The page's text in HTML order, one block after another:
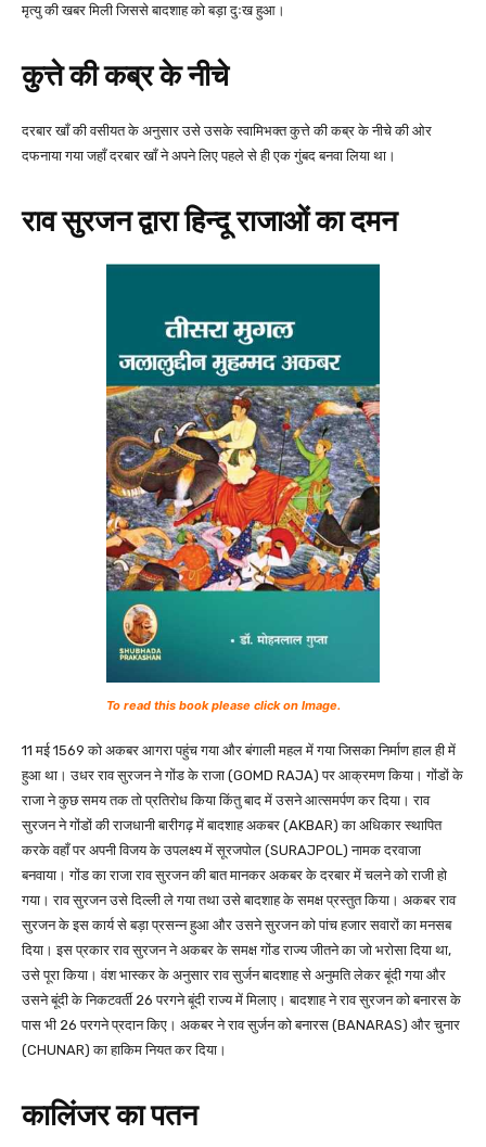
मृत्यु की खबर मिली जिससे बादशाह को बड़ा दुःख हुआ।
कुत्ते की कब्र के नीचे
दरबार खाँ की वसीयत के अनुसार उसे उसके स्वामिभक्त कुत्ते की कब्र के नीचे की ओर
दफनाया गया जहाँ दरबार खाँ ने अपने लिए पहले से ही एक गुंबद बनवा लिया था।
राव सुरजन द्वारा हिन्दू राजाओं का दमन
To read this book please click on Image.
11 मई 1569 को अकबर आगरा पहुंच गया और बंगाली महल में गया जिसका निर्माण हाल ही में
हुआ था। उधर राव सुरजन ने गोंड के राजा (GOMD RAJA) पर आक्रमण किया। गोंडों के
राजा ने कुछ समय तक तो प्रतिरोध किया किंतु बाद में उसने आत्समर्पण कर दिया। राव
सुरजन ने गोंडों की राजधानी बारीगढ़ में बादशाह अकबर (AKBAR) का अधिकार स्थापित
करके वहाँ पर अपनी विजय के उपलक्ष्य में सूरजपोल (SURAJPOL) नामक दरवाजा
बनवाया। गोंड का राजा राव सुरजन की बात मानकर अकबर के दरबार में चलने को राजी हो
गया। राव सुरजन उसे दिल्ली ले गया तथा उसे बादशाह के समक्ष प्रस्तुत किया। अकबर राव
सुरजन के इस कार्य से बड़ा प्रसन्न हुआ और उसने सुरजन को पांच हजार सवारों का मनसब
दिया। इस प्रकार राव सुरजन ने अकबर के समक्ष गोंड राज्य जीतने का जो भरोसा दिया था,
उसे पूरा किया। वंश भास्कर के अनुसार राव सुर्जन बादशाह से अनुमति लेकर बूंदी गया और
उसने बूंदी के निकटवर्ती 26 परगने बूंदी राज्य में मिलाए। बादशाह ने राव सुरजन को बनारस के
पास भी 26 परगने प्रदान किए। अकबर ने राव सुर्जन को बनारस (BANARAS) और चुनार
(CHUNAR) का हाकिम नियत कर दिया।
कालिंजर का पतन